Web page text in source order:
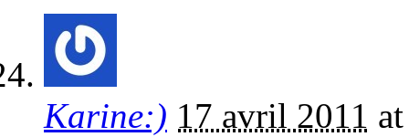
Karine:) 17 avril 2011